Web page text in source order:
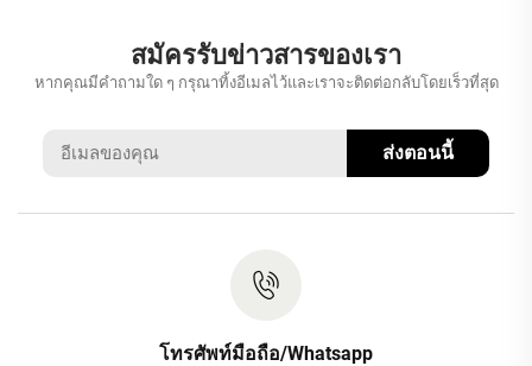
สมัครรับข่าวสารของเรา
หากคุณมีคำถามใด ๆ กรุณาทิ้งอีเมลไว้และเราจะติดต่อกลับโดยเร็วที่สุด
ส่งตอนนี้
โทรศัพท์มือถือ/Whatsapp